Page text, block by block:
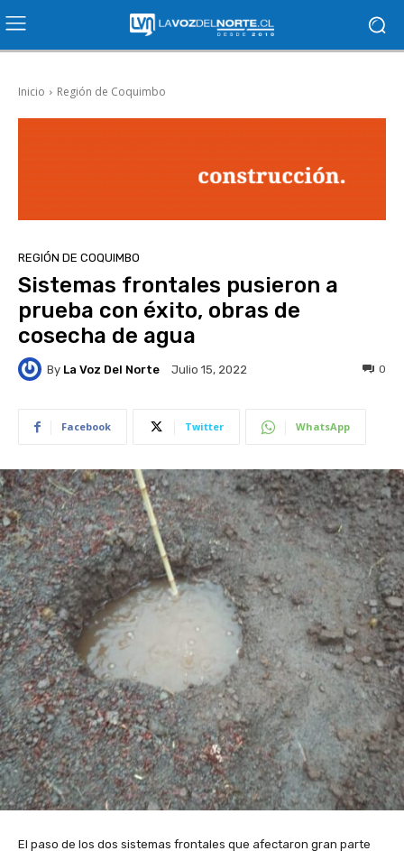
Inicio Región de Coquimbo
REGIÓN DE COQUIMBO
Sistemas frontales pusieron a
prueba con éxito, obras de
cosecha de agua
By La Voz Del Norte Julio 15, 2022 0
Facebook Twitter WhatsApp
El paso de los dos sistemas frontales que afectaron gran parte